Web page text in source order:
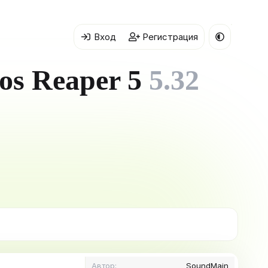
Вход Регистрация
Reaper 5 5.32
Автор
SoundMain